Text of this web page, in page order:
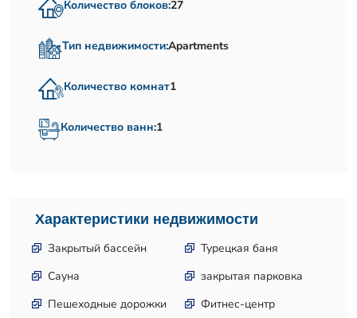
Количество блоков:27
Тип недвижимости:Apartments
Количество комнат1
Количество ванн:1
Характеристики недвижимости
Закрытый бассейн
Турецкая баня
Сауна
закрытая парковка
Пешеходные дорожки
Фитнес-центр